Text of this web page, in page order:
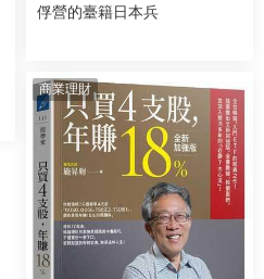
俘營的臺籍日本兵
商業理財